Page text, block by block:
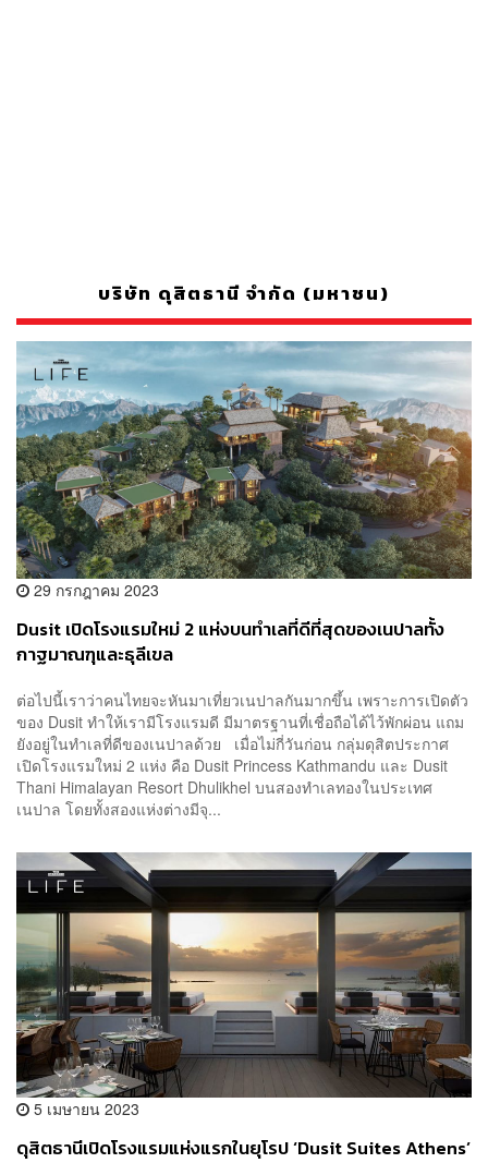
บริษัท ดุสิตธานี จำกัด (มหาชน)
29 กรกฎาคม 2023
Dusit เปิดโรงแรมใหม่ 2 แห่งบนทำเลที่ดีที่สุดของเนปาลทั้ง
กาฐมาณฑุและธุลีเขล
ต่อไปนี้เราว่าคนไทยจะหันมาเที่ยวเนปาลกันมากขึ้น เพราะการเปิดตัว
ของ Dusit ทำให้เรามีโรงแรมดี มีมาตรฐานที่เชื่อถือได้ไว้พักผ่อน แถม
ยังอยู่ในทำเลที่ดีของเนปาลด้วย เมื่อไม่กี่วันก่อน กลุ่มดุสิตประกาศ
เปิดโรงแรมใหม่ 2 แห่ง คือ Dusit Princess Kathmandu และ Dusit
Thani Himalayan Resort Dhulikhel บนสองทำเลทองในประเทศ
เนปาล โดยทั้งสองแห่งต่างมีจุ...
5 เมษายน 2023
ดุสิตธานีเปิดโรงแรมแห่งแรกในยุโรป ‘Dusit Suites Athens’